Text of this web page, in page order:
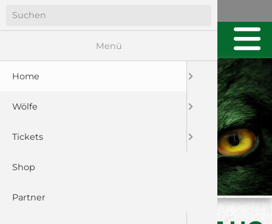
Menü
Home
Wölfe
Tickets
Shop
Partner